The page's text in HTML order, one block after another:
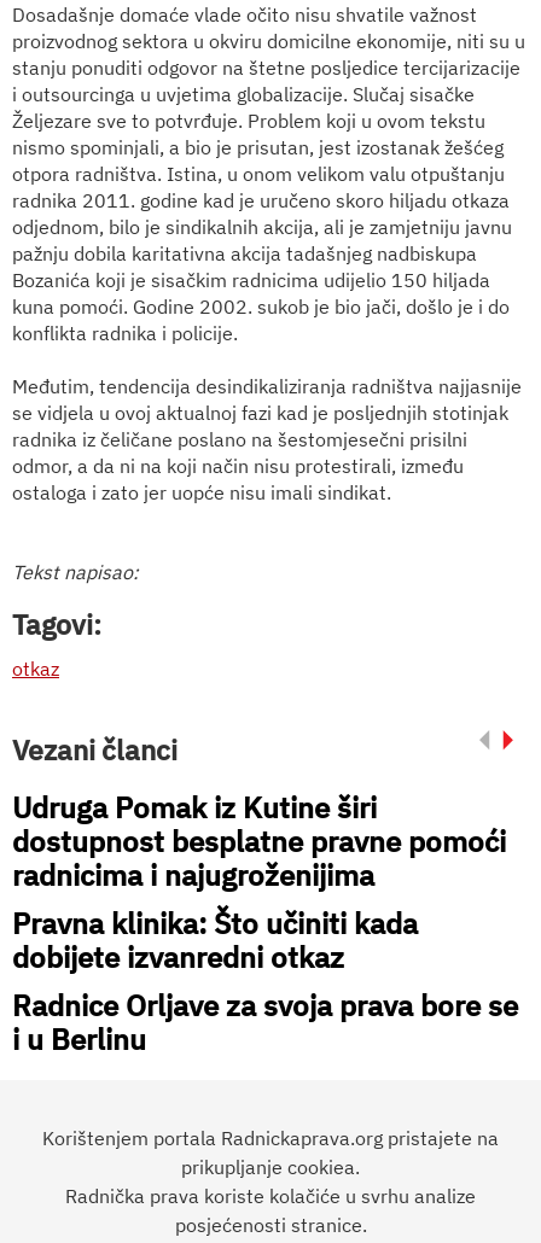
Dosadašnje domaće vlade očito nisu shvatile važnost
proizvodnog sektora u okviru domicilne ekonomije, niti su u
stanju ponuditi odgovor na štetne posljedice tercijarizacije
i outsourcinga u uvjetima globalizacije. Slučaj sisačke
Željezare sve to potvrđuje. Problem koji u ovom tekstu
nismo spominjali, a bio je prisutan, jest izostanak žešćeg
otpora radništva. Istina, u onom velikom valu otpuštanju
radnika 2011. godine kad je uručeno skoro hiljadu otkaza
odjednom, bilo je sindikalnih akcija, ali je zamjetniju javnu
pažnju dobila karitativna akcija tadašnjeg nadbiskupa
Bozanića koji je sisačkim radnicima udijelio 150 hiljada
kuna pomoći. Godine 2002. sukob je bio jači, došlo je i do
konflikta radnika i policije.
Međutim, tendencija desindikaliziranja radništva najjasnije
se vidjela u ovoj aktualnoj fazi kad je posljednjih stotinjak
radnika iz čeličane poslano na šestomjesečni prisilni
odmor, a da ni na koji način nisu protestirali, između
ostaloga i zato jer uopće nisu imali sindikat.
Tekst napisao:
Tagovi:
otkaz
Vezani članci
Udruga Pomak iz Kutine širi
dostupnost besplatne pravne pomoći
radnicima i najugroženijima
Pravna klinika: Što učiniti kada
dobijete izvanredni otkaz
Radnice Orljave za svoja prava bore se
i u Berlinu
Preporučite članak:
Korištenjem portala Radnickaprava.org pristajete na
prikupljanje cookiea.
Radnička prava koriste kolačiće u svrhu analize
posjećenosti stranice.